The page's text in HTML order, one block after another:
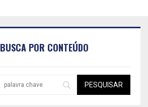
BUSCA POR CONTEÚDO